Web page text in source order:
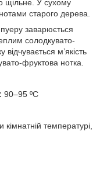
щільне. У сухому
старого дерева.
заварюється
солодкувато-
м’якість
фруктова нотка.
90–95 ºC
кімнатній температурі,